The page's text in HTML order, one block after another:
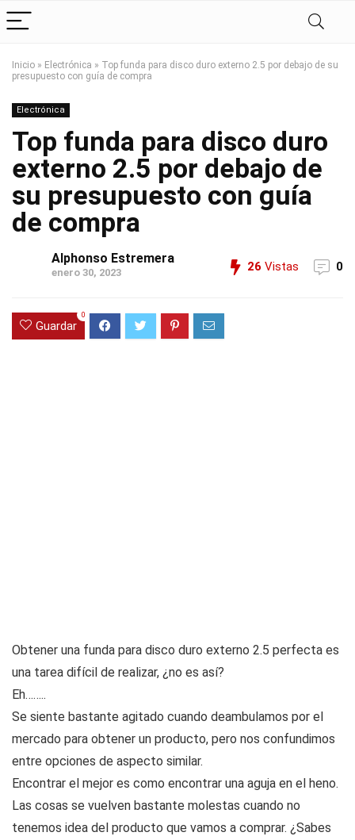
Inicio » Electrónica » Top funda para disco duro externo 2.5 por debajo de su
presupuesto con guía de compra
Electrónica
Top funda para disco duro
externo 2.5 por debajo de
su presupuesto con guía
de compra
Alphonso Estremera
enero 30, 2023 26 Vistas 0
Guardar
0
Obtener una funda para disco duro externo 2.5 perfecta es
una tarea difícil de realizar, ¿no es así?
Eh……..
Se siente bastante agitado cuando deambulamos por el
mercado para obtener un producto, pero nos confundimos
entre opciones de aspecto similar.
Encontrar el mejor es como encontrar una aguja en el heno.
Las cosas se vuelven bastante molestas cuando no
tenemos idea del producto que vamos a comprar. ¿Sabes